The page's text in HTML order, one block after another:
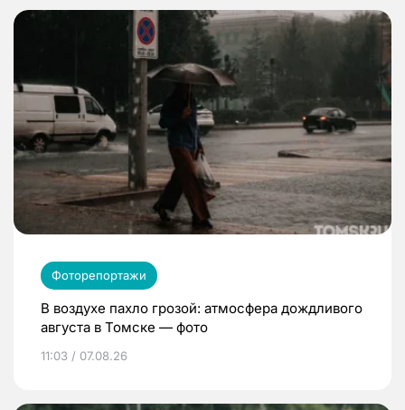
Фоторепортажи
В воздухе пахло грозой: атмосфера дождливого
августа в Томске — фото
11:03 / 07.08.26